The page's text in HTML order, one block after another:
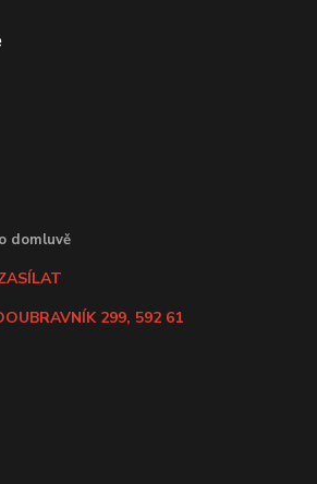
domluvě
299, 592 61